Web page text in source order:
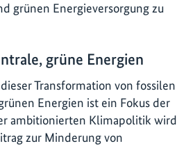
grünen Energieversorgung zu
grüne Energien
Transformation von fossilen
Energien ist ein Fokus der
ambitionierten Klimapolitik wird
zur Minderung von